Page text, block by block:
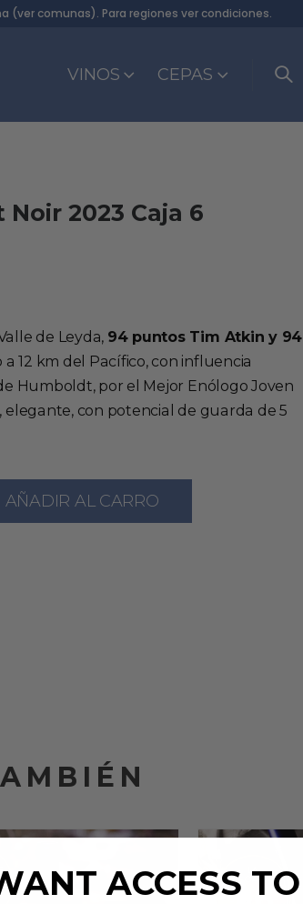
(ver comunas). Para regiones ver condiciones.
VINOS CEPAS
2023 Caja 6
de Leyda, 94 puntos Tim Atkin y 94
12 km del Pacífico, con influencia
Humboldt, por el Mejor Enólogo Joven
elegante, con potencial de guarda de 5
AÑADIR AL CARRO
ACCESS TO